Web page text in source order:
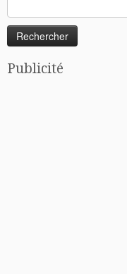
Publicité